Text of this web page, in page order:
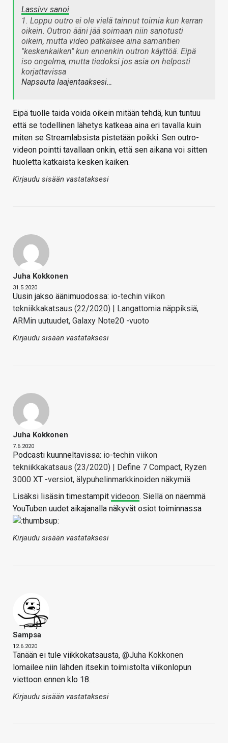
Lassivv sanoi
1. Loppu outro ei ole vielä tainnut toimia kun kerran
oikein. Outron ääni jää soimaan niin sanotusti
oikein, mutta video pätkäisee aina samantien
"keskenkaiken" kun ennenkin outron käyttöä. Eipä
iso ongelma, mutta tiedoksi jos asia on helposti
korjattavissa
Napsauta laajentaaksesi…
Eipä tuolle taida voida oikein mitään tehdä, kun tuntuu
että se todellinen lähetys katkeaa aina eri tavalla kuin
miten se Streamlabsista pistetään poikki. Sen outro-
videon pointti tavallaan onkin, että sen aikana voi sitten
huoletta katkaista kesken kaiken.
Kirjaudu sisään vastataksesi
Juha Kokkonen
31.5.2020
Uusin jakso äänimuodossa: io-techin viikon
tekniikkakatsaus (22/2020) | Langattomia näppiksiä,
ARMin uutuudet, Galaxy Note20 -vuoto
Kirjaudu sisään vastataksesi
Juha Kokkonen
7.6.2020
Podcasti kuunneltavissa: io-techin viikon
tekniikkakatsaus (23/2020) | Define 7 Compact, Ryzen
3000 XT -versiot, älypuhelinmarkkinoiden näkymiä
Lisäksi lisäsin timestampit videoon. Siellä on näemmä
YouTuben uudet aikajanalla näkyvät osiot toiminnassa
Kirjaudu sisään vastataksesi
Sampsa
12.6.2020
Tänään ei tule viikkokatsausta, @Juha Kokkonen
lomailee niin lähden itsekin toimistolta viikonlopun
viettoon ennen klo 18.
Kirjaudu sisään vastataksesi